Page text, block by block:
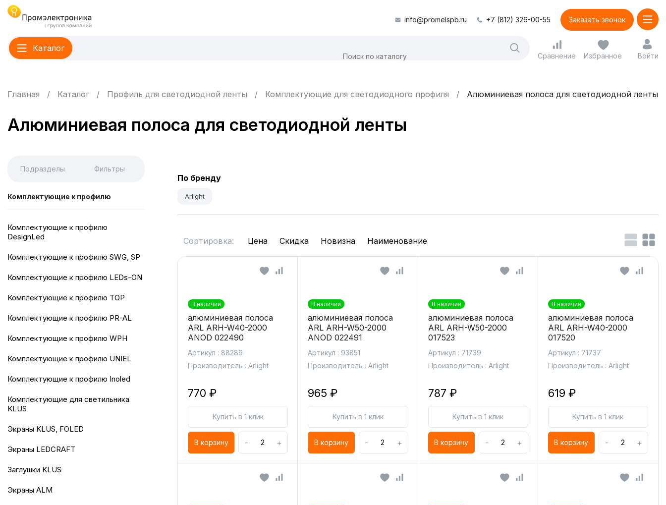
info@promelspb.ru +7 (812) 326-00-55 Заказать звонок
Каталог
Сравнение Избранное Войти
Главная Каталог Профиль для светодиодной ленты Комплектующие для светодиодного профиля Алюминиевая полоса для светодиодной ленты
Алюминиевая полоса для светодиодной ленты
Подразделы Фильтры
Комплектующие к профилю
комплектующие к профилю
DesignLed
комплектующие к профилю SWG, SP
комплектующие к профилю LEDs-ON
комплектующие к профилю TOP
комплектующие к профилю PR-AL
комплектующие к профилю WPH
комплектующие к профилю UNIEL
комплектующие к профилю Inoled
комплектующие для светильника
KLUS
экраны KLUS, FOLED
экраны LEDCRAFT
заглушки KLUS
экраны ALM
По бренду
Arlight
Сортировка: Цена Скидка Новизна Наименование
В наличии
алюминиевая полоса
ARL ARH-W40-2000
ANOD 022490
Артикул : 88289
Производитель : Arlight
770 ₽
Купить в 1 клик
В корзину - +
В наличии
алюминиевая полоса
ARL ARH-W50-2000
ANOD 022491
Артикул : 93851
Производитель : Arlight
965 ₽
Купить в 1 клик
В корзину - +
В наличии
алюминиевая полоса
ARL ARH-W50-2000
017523
Артикул : 71739
Производитель : Arlight
787 ₽
Купить в 1 клик
В корзину - +
В наличии
алюминиевая полоса
ARL ARH-W40-2000
017520
Артикул : 71737
Производитель : Arlight
619 ₽
Купить в 1 клик
В корзину - +